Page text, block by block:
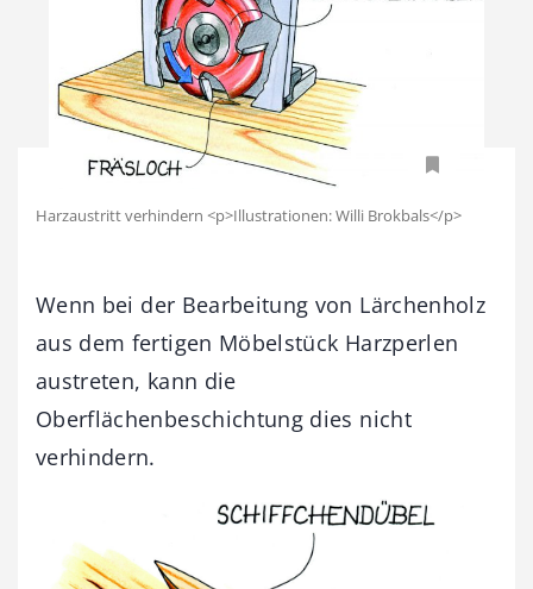
Harzaustritt verhindern <p>Illustrationen: Willi Brokbals</p>
Wenn bei der Bearbeitung von Lärchenholz
aus dem fertigen Möbelstück Harzperlen
austreten, kann die
Oberflächenbeschichtung dies nicht
verhindern.